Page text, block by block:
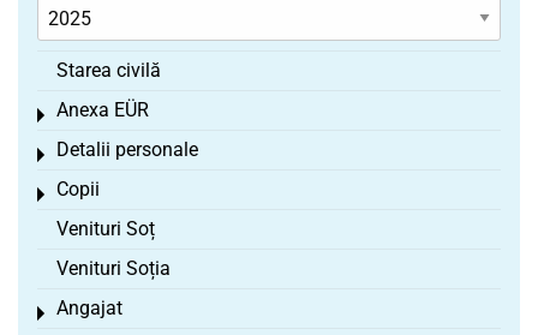
Starea civilă
Anexa EÜR
Toggle menu
Detalii personale
Toggle menu
Copii
Toggle menu
Venituri Soț
Venituri Soția
Angajat
Toggle menu